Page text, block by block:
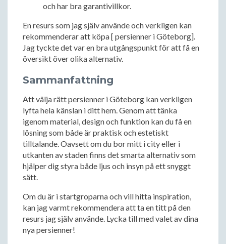
och har bra garantivillkor.
En resurs som jag själv använde och verkligen kan
rekommenderar att köpa [ persienner i Göteborg].
Jag tyckte det var en bra utgångspunkt för att få en
översikt över olika alternativ.
Sammanfattning
Att välja rätt persienner i Göteborg kan verkligen
lyfta hela känslan i ditt hem. Genom att tänka
igenom material, design och funktion kan du få en
lösning som både är praktisk och estetiskt
tilltalande. Oavsett om du bor mitt i city eller i
utkanten av staden finns det smarta alternativ som
hjälper dig styra både ljus och insyn på ett snyggt
sätt.
Om du är i startgroparna och vill hitta inspiration,
kan jag varmt rekommendera att ta en titt på den
resurs jag själv använde. Lycka till med valet av dina
nya persienner!